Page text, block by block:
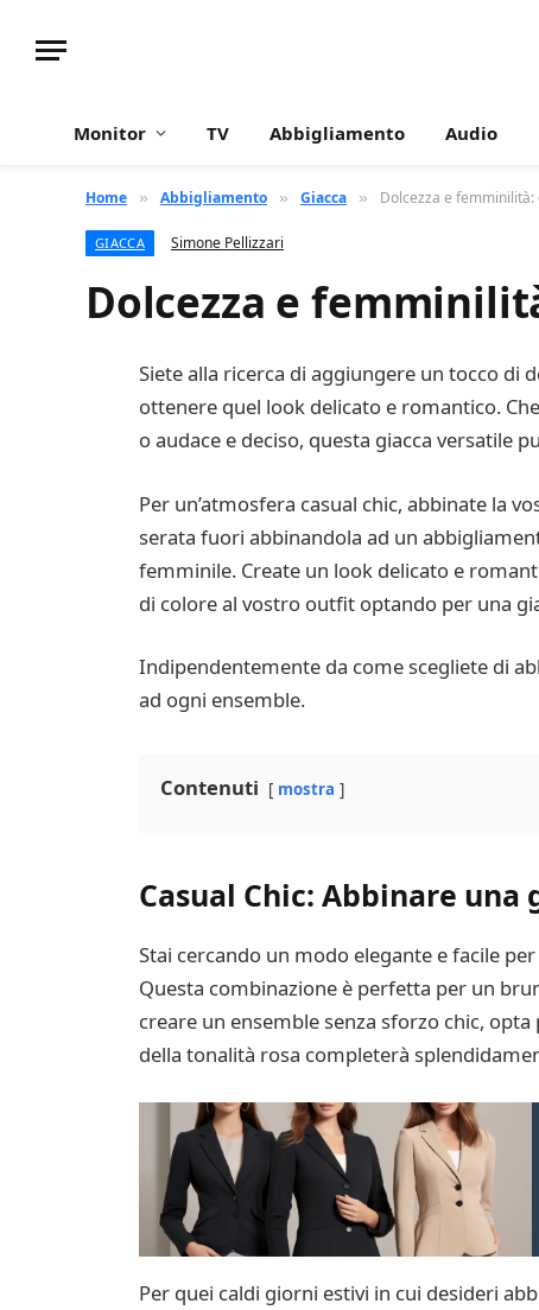
Monitor TV Abbigliamento Audio
Home » Abbigliamento » Giacca » Dolcezza e
GIACCA Simone Pellizzari
Dolcezza e
Siete alla ricerca di aggiungere un tocco di
ottenere quel look delicato e romantico.
o audace e deciso, questa giacca versatile
Per un’atmosfera casual chic, abbinate la
serata fuori abbinandola ad un
femminile. Create un look delicato e
di colore al vostro outfit optando per una
Indipendentemente da come scegliete di
ad ogni ensemble.
Contenuti mostra
Casual Chic: Abbinare
Stai cercando un modo elegante e facile
Questa combinazione è perfetta per un
creare un ensemble senza sforzo chic,
della tonalità rosa completerà
Per quei caldi giorni estivi in cui desideri